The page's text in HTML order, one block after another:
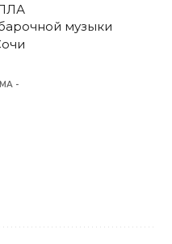
музыки
-